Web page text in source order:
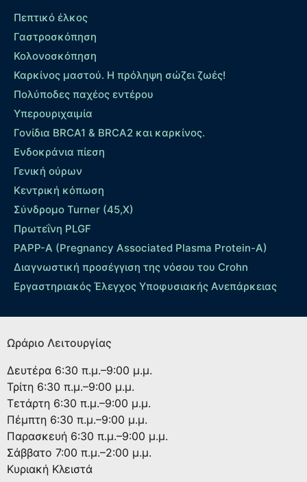
Πεπτικό έλκος
Γαστροσκόπηση
Κολονοσκόπηση
Καρκίνος μαστού. Η πρόληψη σώζει ζωές!
Πολύποδες παχέος εντέρου
Yπερουριχαιμία
Γονίδια BRCA1 & BRCA2 και καρκίνος.
Ενδοκράνια πίεση
Γενική ούρων
Κεντρική κόπωση
Σύνδρομο Turner (45,X)
Πρωτεΐνη PLGF
PAPP-A (Pregnancy Associated Plasma Protein-A)
Διαγνωστική προσέγγιση της νόσου του Crohn
Εργαστηριακός Έλεγχος Υποφυσιακής Ανεπάρκειας
Ωράριο Λειτουργίας
Δευτέρα 6:30 π.μ.–9:00 μ.μ.
Τρίτη 6:30 π.μ.–9:00 μ.μ.
Τετάρτη 6:30 π.μ.–9:00 μ.μ.
Πέμπτη 6:30 π.μ.–9:00 μ.μ.
Παρασκευή 6:30 π.μ.–9:00 μ.μ.
Σάββατο 7:00 π.μ.–2:00 μ.μ.
Κυριακή Κλειστά